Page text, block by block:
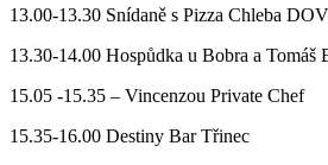
13.00-13.30 Snídaně s Pizza Chleba
13.30-14.00 Hospůdka u Bobra a Tomáš
15.05 -15.35 – Vincenzou Private Chef
15.35-16.00 Destiny Bar Třinec